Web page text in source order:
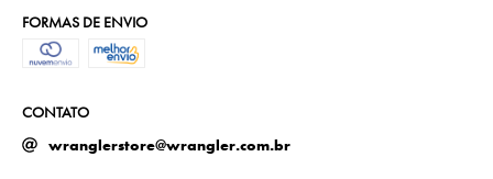
FORMAS DE ENVIO
CONTATO
wranglerstore@wrangler.com.br